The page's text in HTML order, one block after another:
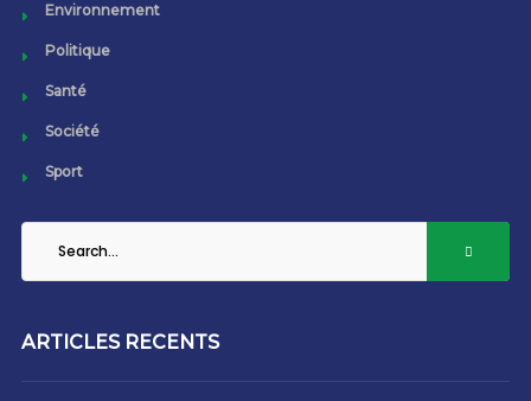
Environnement
Politique
Santé
Société
Sport
ARTICLES RECENTS